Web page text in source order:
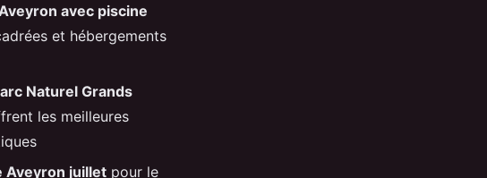
avec piscine
et hébergements
Naturel Grands
les meilleures
Aveyron juillet pour le